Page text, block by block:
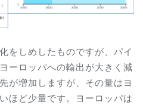
をしめしたものですが、パイ
ーロッパへの輸出が大きく減
が増加しますが、その量はヨ
ほど少量です。ヨーロッパは